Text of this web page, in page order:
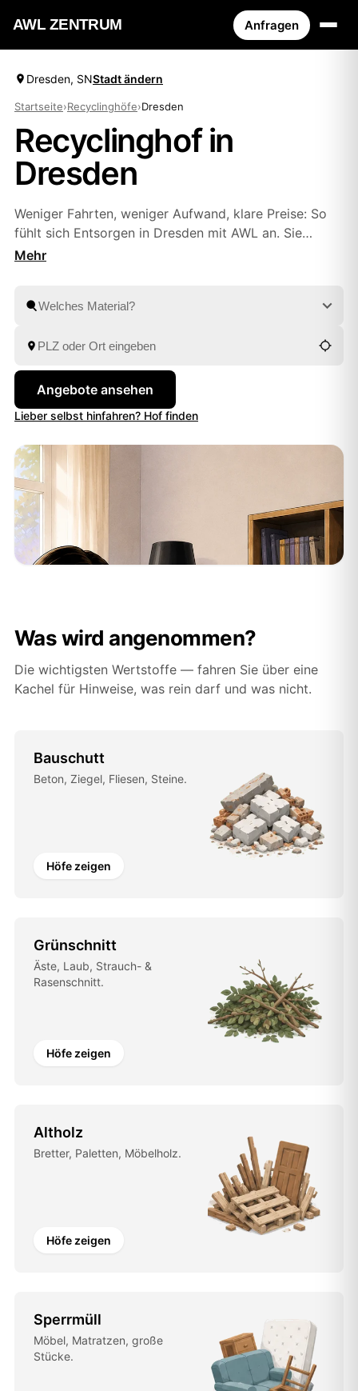
AWL ZENTRUM Anfragen
Dresden, SNStadt ändern
Startseite›Recyclinghöfe›Dresden
Recyclinghof in
Dresden
Weniger Fahrten, weniger Aufwand, klare Preise: So
fühlt sich Entsorgen in Dresden mit AWL an. Sie
entscheiden, ob Sie den nächsten Wertstoffhof selbst
stellen Sie eine Anfrage und vergleichen mehrere
Angebote ansehen
Lieber selbst hinfahren? Hof finden
Was wird angenommen?
Die wichtigsten Wertstoffe — fahren Sie über eine
Kachel für Hinweise, was rein darf und was nicht.
Bauschutt
Beton, Ziegel, Fliesen, Steine.
Höfe zeigen
Grünschnitt
Äste, Laub, Strauch- &
Rasenschnitt.
Höfe zeigen
Altholz
Bretter, Paletten, Möbelholz.
Höfe zeigen
Sperrmüll
Möbel, Matratzen, große
Stücke.